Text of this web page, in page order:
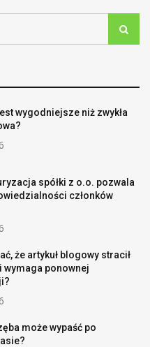
Search
wygodniejsze niż zwykła
spółki z o.o. pozwala
członków
że artykuł blogowy stracił
wymaga ponownej
może wypaść po